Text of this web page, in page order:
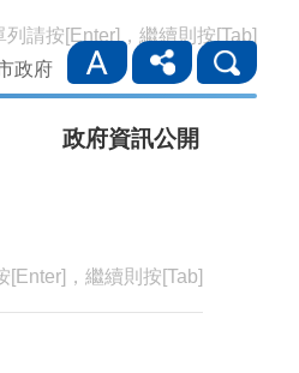
列請按[Enter]，繼續則按[Tab]
政府
政府資訊公開
[Enter]，繼續則按[Tab]